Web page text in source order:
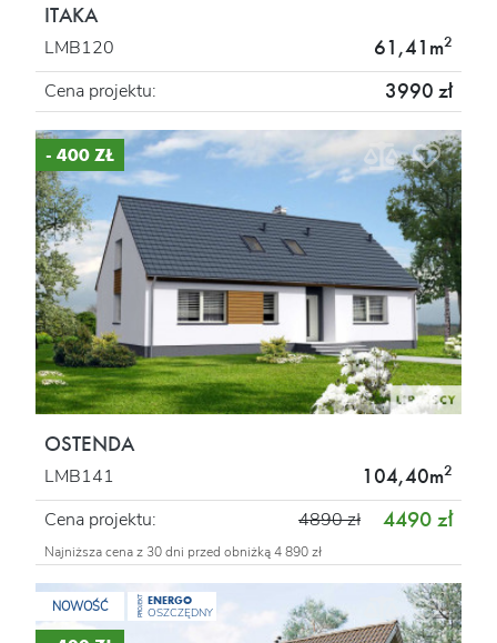
ITAKA
LMB120 61,41m2
Cena projektu: 3990 zł
- 400 ZŁ
OSTENDA
LMB141 104,40m2
Cena projektu: 4490 zł
4890 zł
Najniższa cena z 30 dni przed obniżką 4 890 zł
NOWOŚĆ PROJEKT ENERGO
OSZCZĘDNY